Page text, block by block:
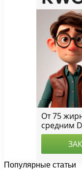
Популярные статьи